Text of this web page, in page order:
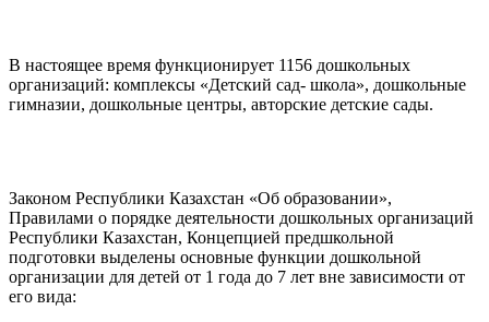
В настоящее время функционирует 1156 дошкольных
организаций: комплексы «Детский сад- школа», дошкольные
гимназии, дошкольные центры, авторские детские сады.
Законом Республики Казахстан «Об образовании»,
Правилами о порядке деятельности дошкольных организаций
Республики Казахстан, Концепцией предшкольной
подготовки выделены основные функции дошкольной
организации для детей от 1 года до 7 лет вне зависимости от
его вида: